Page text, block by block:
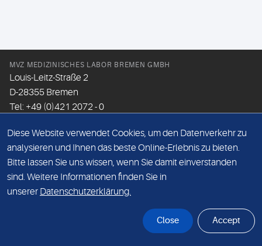
MVZ MEDIZINISCHES LABOR BREMEN GMBH
Louis-Leitz-Straße 2
D-28355 Bremen
Tel: +49 (0)421 2072 - 0
Email:info@mlhb.de
DATENSCHUTZ
IMPRESSUM
Diese Website verwendet Cookies, um den Datenverkehr zu
analysieren und Ihnen das beste Online-Erlebnis zu bieten.
Bitte lassen Sie uns wissen, wenn Sie damit einverstanden
sind. Weitere Informationen finden Sie in
unserer Datenschutzerklärung.
Close Accept